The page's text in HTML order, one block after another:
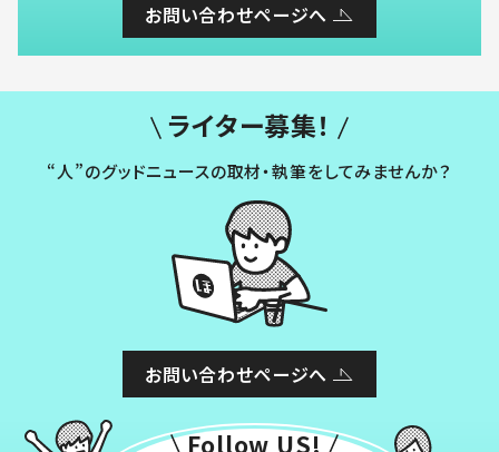
お問い合わせページへ
ライター募集！
“人”のグッドニュースの取材・執筆をしてみませんか？
お問い合わせページへ
Follow US!